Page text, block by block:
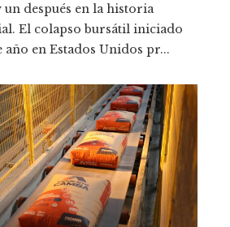
un después en la historia
El colapso bursátil iniciado
año en Estados Unidos pr...